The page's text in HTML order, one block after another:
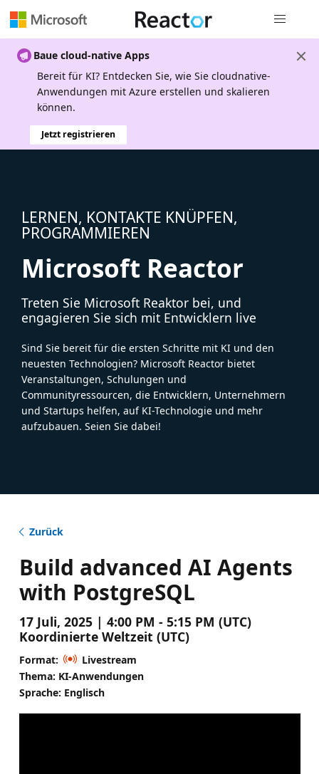
Baue cloud-native Apps
Bereit für KI? Entdecken Sie, wie Sie cloudnative-
Anwendungen mit Azure erstellen und skalieren
können.
Jetzt registrieren
LERNEN, KONTAKTE KNÜPFEN,
PROGRAMMIEREN
Microsoft Reactor
Treten Sie Microsoft Reaktor bei, und
engagieren Sie sich mit Entwicklern live
Sind Sie bereit für die ersten Schritte mit KI und den
neuesten Technologien? Microsoft Reactor bietet
Veranstaltungen, Schulungen und
Communityressourcen, die Entwicklern, Unternehmern
und Startups helfen, auf KI-Technologie und mehr
aufzubauen. Seien Sie dabei!
Zurück
Build advanced AI Agents
with PostgreSQL
17 Juli, 2025 | 4:00 PM - 5:15 PM (UTC)
Koordinierte Weltzeit (UTC)
Format:
Livestream
Thema: KI-Anwendungen
Sprache: Englisch